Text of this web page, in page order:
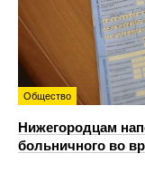
Общество
Нижегородцам
больничного во